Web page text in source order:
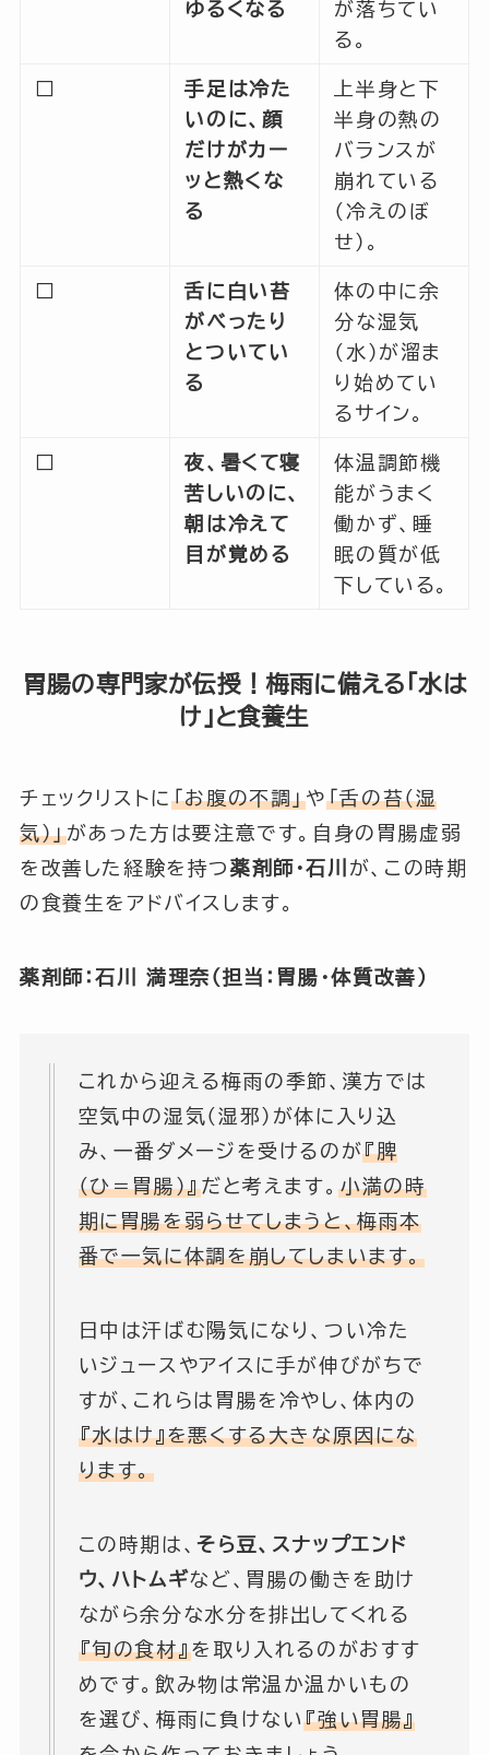
ゆるくなる
が落ちてい
る。
□
手足は冷た
いのに、顔
だけがカー
ッと熱くな
る
上半身と下
半身の熱の
バランスが
崩れている
（冷えのぼ
せ）。
□
舌に白い苔
がべったり
とついてい
る
体の中に余
分な湿気
（水）が溜ま
り始めてい
るサイン。
□
夜、暑くて寝
苦しいのに、
朝は冷えて
目が覚める
体温調節機
能がうまく
働かず、睡
眠の質が低
下している。
胃腸の専門家が伝授！梅雨に備える「水は
け」と食養生
チェックリストに 「お腹の不調」や 「舌の苔（湿
気）」があった方は要注意です。自身の胃腸虚弱
を改善した経験を持つ薬剤師・石川 が、この時期
の食養生をアドバイスします。
薬剤師：石川 満理奈（担当：胃腸・体質改善）
これから迎える梅雨の季節、漢方では
空気中の湿気（湿邪）が体に入り込
み、一番ダメージを受けるのが『脾
（ひ＝胃腸）』だと考えます。小満の時
期に胃腸を弱らせてしまうと、梅雨本
番で一気に体調を崩してしまいます。
日中は汗ばむ陽気になり、つい冷た
いジュースやアイスに手が伸びがちで
すが、これらは胃腸を冷やし、体内の
『水はけ』を悪くする大きな原因にな
ります。
この時期は、そら豆、スナップエンド
ウ、ハトムギなど、胃腸の働きを助け
ながら余分な水分を排出してくれる
『旬の食材』を取り入れるのがおすす
めです。飲み物は常温か温かいもの
を選び、梅雨に負けない『強い胃腸』